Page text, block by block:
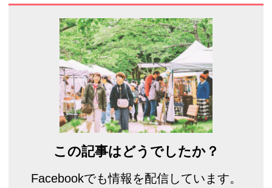
この記事はどうでしたか？
Facebookでも情報を配信しています。